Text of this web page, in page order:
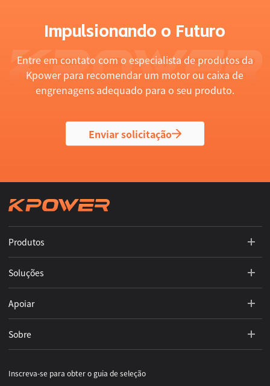
Impulsionando o Futuro
Entre em contato com o especialista de produtos da
Kpower para recomendar um motor ou caixa de
engrenagens adequado para o seu produto.
Enviar solicitação
Produtos
Soluções
Apoiar
Sobre
Inscreva-se para obter o guia de seleção